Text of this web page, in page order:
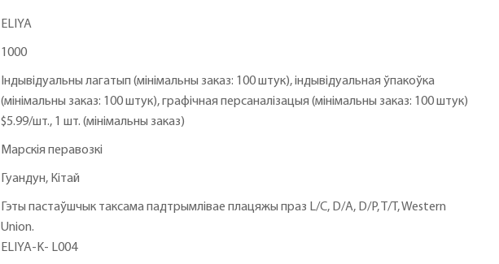
ELIYA
1000
Індывідуальны лагатып (мінімальны заказ: 100 штук), індывідуальная ўпакоўка
(мінімальны заказ: 100 штук), графічная персаналізацыя (мінімальны заказ: 100 штук)
$5.99/шт., 1 шт. (мінімальны заказ)
Марскія перавозкі
Гуандун, Кітай
Гэты пастаўшчык таксама падтрымлівае плацяжы праз L/C, D/A, D/P, T/T, Western
Union.
ELIYA-K- L004